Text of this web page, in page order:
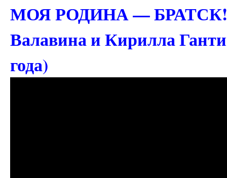
МОЯ РОДИНА — БРАТСК!
Валавина и Кирилла
года)